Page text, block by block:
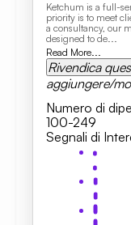
Ketchum is a full-
priority is to meet
a consultancy, our
designed to de...
Read More...
Rivendica
aggiungere/
Numero di
100-249
Segnali di